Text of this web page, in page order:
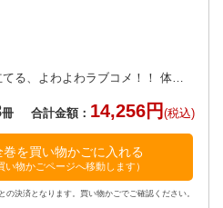
冊 合計金額： 14,256円 (税込)
巻を買い物かごに入れる
い物かごページへ移動します）
の決済となります。買い物かごでご確認ください。